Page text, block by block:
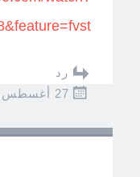
رد
27 أغسطس، 2012 AT 12:17